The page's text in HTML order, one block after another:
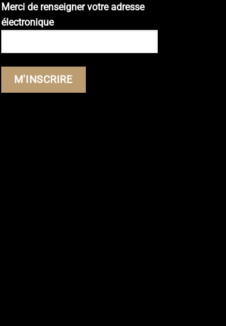
Merci de renseigner votre adresse
électronique